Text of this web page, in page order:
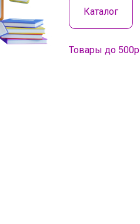
Каталог
Товары до 500р